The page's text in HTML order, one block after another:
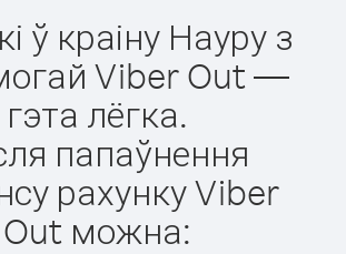
ў краіну Науру з
Viber Out —
гэта лёгка.
папаўнення
рахунку Viber
Out можна: